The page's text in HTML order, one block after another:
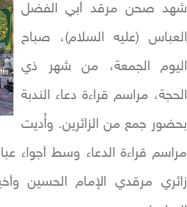
شهد صحن مرقد أبي الفضل
العباس (عليه السلام)، صباح
اليوم الجمعة، من شهر ذي
الحجة، مراسم قراءة دعاء الندبة
بحضور جمع من الزائرين. وأُديت
مراسم قراءة الدعاء وسط أجواء
زائري مرقدي الإمام الحسين